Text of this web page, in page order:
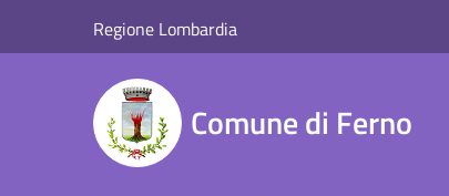
Regione Lombardia
Comune di Ferno